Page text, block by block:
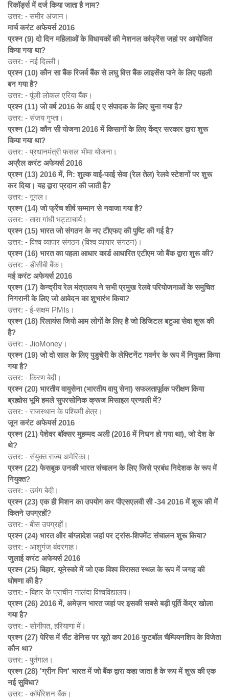
रिकॉर्ड्स में दर्ज किया जाता है नाम?
उत्तर: - समीर अंजान।
मार्च करंट अफेयर्स 2016
प्रश्न (9) दो दिन महिलाओं के विधायकों की नेशनल कांफ्रेंस जहां पर आयोजित
किया गया था?
उत्तर: - नई दिल्ली।
प्रश्न (10) कौन सा बैंक रिजर्व बैंक से लघु वित्त बैंक लाइसेंस पाने के लिए पहली
बन गया है?
उत्तर: - पूंजी लोकल एरिया बैंक।
प्रश्न (11) जो वर्ष 2016 के आई ए ए संपादक के लिए चुना गया है?
उत्तर: - संजय गुप्ता।
प्रश्न (12) कौन सी योजना 2016 में किसानों के लिए केंद्र सरकार द्वारा शुरू
किया गया था?
उत्तर: - प्रधानमंत्री फसल भीमा योजना।
अप्रैल करंट अफेयर्स 2016
प्रश्न (13) 2016 में, नि: शुल्क वाई-फाई सेवा (रेल तेल) रेलवे स्टेशनों पर शुरू
कर दिया। यह द्वारा प्रदान की जाती है?
उत्तर: - गूगल।
प्रश्न (14) जो फ्रेंच शीर्ष सम्मान से नवाजा गया है?
उत्तर: - तारा गांधी भट्टाचार्य।
प्रश्न (15) भारत जो संगठन के नए टीएफए की पुष्टि की गई है?
उत्तर: - विश्व व्यापार संगठन (विश्व व्यापार संगठन)।
प्रश्न (16) भारत का पहला आधार कार्ड आधारित एटीएम जो बैंक द्वारा शुरू की?
उत्तर: - डीसीबी बैंक।
मई करंट अफेयर्स 2016
प्रश्न (17) केन्द्रीय रेल मंत्रालय ने सभी प्रमुख रेलवे परियोजनाओं के समुचित
निगरानी के लिए जो आवेदन का शुभारंभ किया?
उत्तर: - ई-सक्षम PMIs।
प्रश्न (18) रिलायंस जियो आम लोगों के लिए है जो डिजिटल बटुआ सेवा शुरू की
है?
उत्तर: - JioMoney।
प्रश्न (19) जो दो साल के लिए पुडुचेरी के लेफ्टिनेंट गवर्नर के रूप में नियुक्त किया
गया है?
उत्तर: - किरण बेदी।
प्रश्न (20) भारतीय वायुसेना (भारतीय वायु सेना) सफलतापूर्वक परीक्षण किया
ब्रह्मोस भूमि हमले सुपरसोनिक क्रूज मिसाइल प्रणाली में?
उत्तर: - राजस्थान के पश्चिमी क्षेत्र।
जून करंट अफेयर्स 2016
प्रश्न (21) पेशेवर बॉक्सर मुहम्मद अली (2016 में निधन हो गया था), जो देश के
थे?
उत्तर: - संयुक्त राज्य अमेरिका।
प्रश्न (22) फेसबुक उनकी भारत संचालन के लिए जिसे प्रबंध निदेशक के रूप में
नियुक्त?
उत्तर: - उमंग बेदी।
प्रश्न (23) एक ही मिशन का उपयोग कर पीएसएलवी सी -34 2016 में शुरू की में
कितने उपग्रहों?
उत्तर: - बीस उपग्रहों।
प्रश्न (24) भारत और बांग्लादेश जहां पर ट्रांस-शिपमेंट संचालन शुरू किया?
उत्तर: - आशुगंज बंदरगाह।
जुलाई करंट अफेयर्स 2016
प्रश्न (25) बिहार, यूनेस्को में जो एक विश्व विरासत स्थल के रूप में जगह की
घोषणा की है?
उत्तर: - बिहार के प्राचीन नालंदा विश्वविद्यालय।
प्रश्न (26) 2016 में, अमेज़न भारत जहां पर इसकी सबसे बड़ी पूर्ति केंद्र खोला
गया है?
उत्तर: - सोनीपत, हरियाणा में।
प्रश्न (27) पेरिस में सैंट डेनिस पर यूरो कप 2016 फुटबॉल चैम्पियनशिप के विजेता
कौन था?
उत्तर: - पुर्तगाल।
प्रश्न (28) 'ग्रीन पिन' भारत में जो बैंक द्वारा कहा जाता है के रूप में शुरू की एक
नई सुविधा?
उत्तर: - कॉर्पोरेशन बैंक।